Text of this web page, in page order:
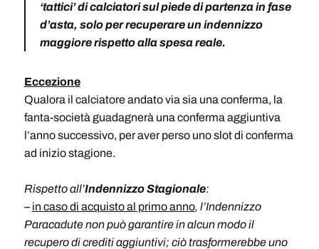
‘tattici’ di calciatori sul piede di partenza in fase
d’asta, solo per recuperare un indennizzo
maggiore rispetto alla spesa reale.
Eccezione
Qualora il calciatore andato via sia una conferma, la
fanta-società guadagnerà una conferma aggiuntiva
l’anno successivo, per aver perso uno slot di conferma
ad inizio stagione.
Rispetto all’Indennizzo Stagionale:
– in caso di acquisto al primo anno, l’Indennizzo
Paracadute non può garantire in alcun modo il
recupero di crediti aggiuntivi; ciò trasformerebbe uno